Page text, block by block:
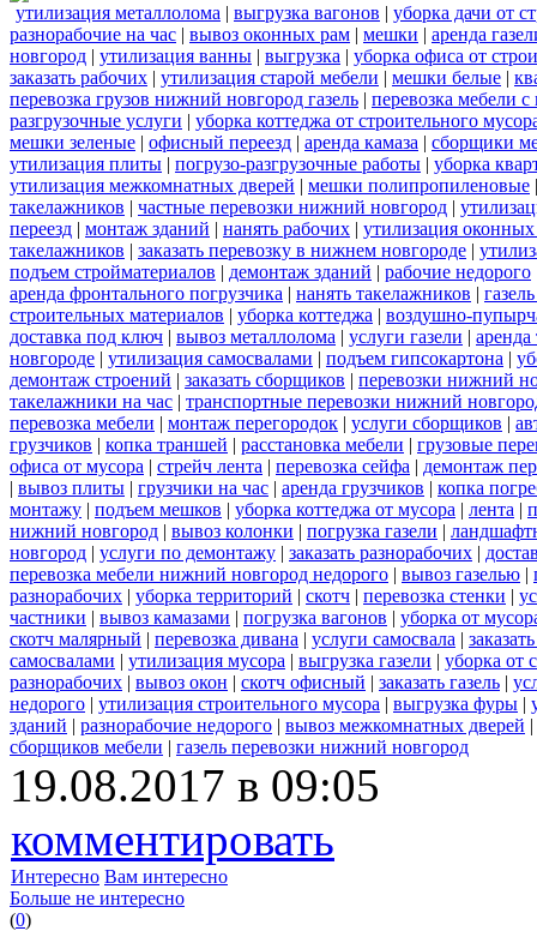
утилизация металлолома | выгрузка вагонов | уборка дачи от
разнорабочие на час | вывоз оконных рам | мешки | аренда
новгород | утилизация ванны | выгрузка | уборка офиса от
заказать рабочих | утилизация старой мебели | мешки белые |
перевозка грузов нижний новгород газель | перевозка мебели
разгрузочные услуги | уборка коттеджа от строительного
мешки зеленые | офисный переезд | аренда камаза | сборщики
утилизация плиты | погрузо-разгрузочные работы | уборка
утилизация межкомнатных дверей | мешки полипропиленовые
такелажников | частные перевозки нижний новгород |
переезд | монтаж зданий | нанять рабочих | утилизация
такелажников | заказать перевозку в нижнем новгороде |
подъем стройматериалов | демонтаж зданий | рабочие недорого
аренда фронтального погрузчика | нанять такелажников |
строительных материалов | уборка коттеджа | воздушно-
доставка под ключ | вывоз металлолома | услуги газели | аренда
новгороде | утилизация самосвалами | подъем гипсокартона |
демонтаж строений | заказать сборщиков | перевозки нижний
такелажники на час | транспортные перевозки нижний
перевозка мебели | монтаж перегородок | услуги сборщиков |
грузчиков | копка траншей | расстановка мебели | грузовые
офиса от мусора | стрейч лента | перевозка сейфа | демонтаж
| вывоз плиты | грузчики на час | аренда грузчиков | копка
монтажу | подъем мешков | уборка коттеджа от мусора | лента |
нижний новгород | вывоз колонки | погрузка газели |
новгород | услуги по демонтажу | заказать разнорабочих |
перевозка мебели нижний новгород недорого | вывоз газелью |
разнорабочих | уборка территорий | скотч | перевозка стенки |
частники | вывоз камазами | погрузка вагонов | уборка от
скотч малярный | перевозка дивана | услуги самосвала |
самосвалами | утилизация мусора | выгрузка газели | уборка от
разнорабочих | вывоз окон | скотч офисный | заказать газель |
недорого | утилизация строительного мусора | выгрузка фуры |
зданий | разнорабочие недорого | вывоз межкомнатных дверей |
сборщиков мебели | газель перевозки нижний новгород
19.08.2017 в 09:05
комментировать
Интересно Вам интересно
Больше не интересно
(0)